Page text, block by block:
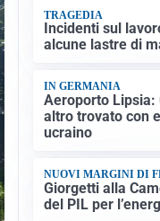
TRAGEDIA
Incidenti sul
alcune lastre di
IN GERMANIA
Aeroporto Lipsia:
altro trovato con
ucraino
NUOVI MARGINI DI
Giorgetti alla
del PIL per